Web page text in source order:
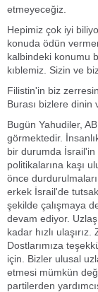
etmeyeceğiz.
Hepimiz çok iyi
konuda ödün
kalbindeki konumu
kıblemiz. Sizin ve
Filistin'in biz
Burası bizlere dinin
Bugün Yahudiler,
görmektedir.
bir durumda İsrail'in
politikalarına kaşı
önce
erkek İsrail'de
şekilde çalışmaya
devam ediyor.
kadar hızlı
Dostlarımıza
için. Bizler ulusal
etmesi mümkün
partilerden